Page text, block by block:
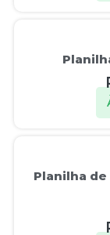
Planilha